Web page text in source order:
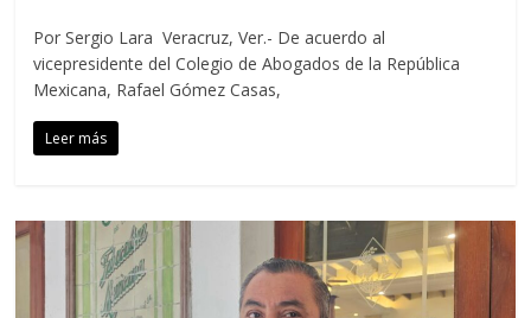
Por Sergio Lara Veracruz, Ver.- De acuerdo al
vicepresidente del Colegio de Abogados de la República
Mexicana, Rafael Gómez Casas,
Leer más